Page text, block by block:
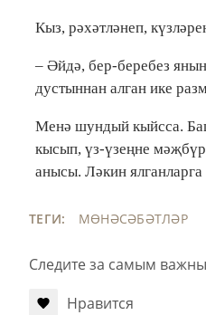
Кыз, рәхәтләнеп,
– Әйдә, бер-беребез
дустыннан алган ике
Менә шундый кыйсса.
кысып, үз-үзеңне
анысы. Ләкин
ТЕГИ: МӨНӘСӘБӘТЛӘР
Следите за самым
Нравится